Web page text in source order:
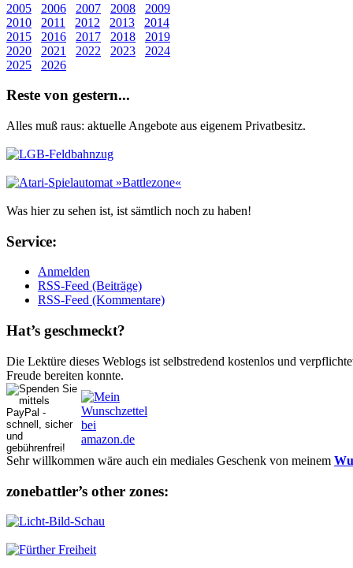
2005 2006 2007 2008
2009
2010
2011 2012 2013
2014
2015
2016 2017 2018
2019
2020
2021 2022 2023
2024
2025
2026
Re­ste von ge­stern...
Alles muß raus: aktuelle An­ge­bo­te aus eigenem Privatbesitz.
Was hier zu sehen ist, ist sämt­lich noch zu haben!
Ser­vice:
Anmelden
RSS-Feed (Beiträge)
RSS-Feed (Kommentare)
Hat’s ge­schmeckt?
Die Lektüre dieses Weblogs ist selbstredend kostenlos und
Freude bereiten konnte.
Sehr willkommen wäre auch ein mediales Geschenk von meinem
zonebattler’s other zo­nes: